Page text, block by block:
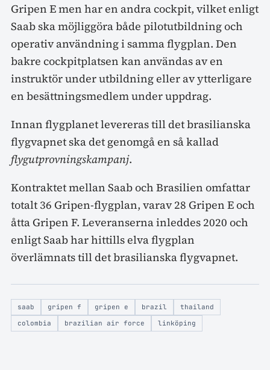
Gripen E men har en andra cockpit, vilket enligt
Saab ska möjliggöra både pilotutbildning och
operativ användning i samma flygplan. Den
bakre cockpitplatsen kan användas av en
instruktör under utbildning eller av ytterligare
en besättningsmedlem under uppdrag.
Innan flygplanet levereras till det brasilianska
flygvapnet ska det genomgå en så kallad
flygutprovningskampanj.
Kontraktet mellan Saab och Brasilien omfattar
totalt 36 Gripen-flygplan, varav 28 Gripen E och
åtta Gripen F. Leveranserna inleddes 2020 och
enligt Saab har hittills elva flygplan
överlämnats till det brasilianska flygvapnet.
saab gripen f gripen e brazil
thailand
colombia
brazilian air force linköping